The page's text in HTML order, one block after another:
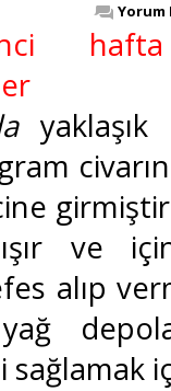
Yorum
yaklaşık
ve
alıp
sağlamak